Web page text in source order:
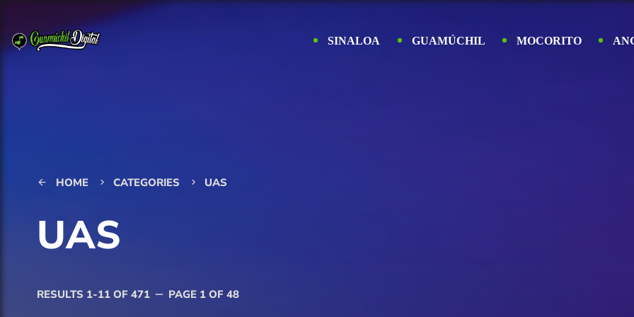
SINALOA GUAMÚCHIL MOCORITO
arrow_back HOME keyboard_arrow_right CATEGORIES keyboard_arrow_right UAS
UAS
RESULTS 1-11 OF 471 remove PAGE 1 OF 48